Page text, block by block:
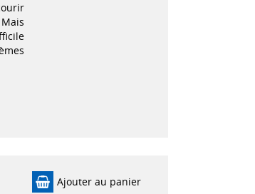
Ajouter au panier